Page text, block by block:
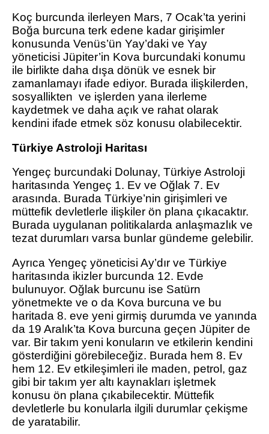
Koç burcunda ilerleyen Mars, 7 Ocak’ta yerini
Boğa burcuna terk edene kadar girişimler
konusunda Venüs’ün Yay’daki ve Yay
yöneticisi Jüpiter’in Kova burcundaki konumu
ile birlikte daha dışa dönük ve esnek bir
zamanlamayı ifade ediyor. Burada ilişkilerden,
sosyallikten ve işlerden yana ilerleme
kaydetmek ve daha açık ve rahat olarak
kendini ifade etmek söz konusu olabilecektir.
Türkiye Astroloji Haritası
Yengeç burcundaki Dolunay, Türkiye Astroloji
haritasında Yengeç 1. Ev ve Oğlak 7. Ev
arasında. Burada Türkiye’nin girişimleri ve
müttefik devletlerle ilişkiler ön plana çıkacaktır.
Burada uygulanan politikalarda anlaşmazlık ve
tezat durumları varsa bunlar gündeme gelebilir.
Ayrıca Yengeç yöneticisi Ay’dır ve Türkiye
haritasında ikizler burcunda 12. Evde
bulunuyor. Oğlak burcunu ise Satürn
yönetmekte ve o da Kova burcuna ve bu
haritada 8. eve yeni girmiş durumda ve yanında
da 19 Aralık’ta Kova burcuna geçen Jüpiter de
var. Bir takım yeni konuların ve etkilerin kendini
gösterdiğini görebileceğiz. Burada hem 8. Ev
hem 12. Ev etkileşimleri ile maden, petrol, gaz
gibi bir takım yer altı kaynakları işletmek
konusu ön plana çıkabilecektir. Müttefik
devletlerle bu konularla ilgili durumlar çekişme
de yaratabilir.